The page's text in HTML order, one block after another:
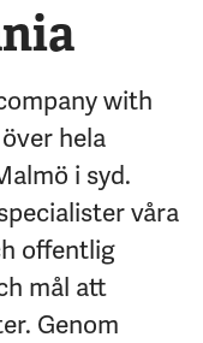
with
hela
i syd.
våra
offentlig
mål att
Genom